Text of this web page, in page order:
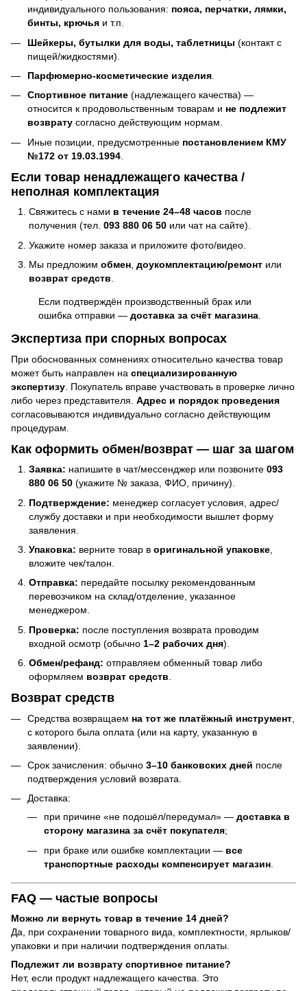
индивидуального пользования: пояса, перчатки, лямки,
бинты, крючья и т.п.
Шейкеры, бутылки для воды, таблетницы (контакт с
пищей/жидкостями).
Парфюмерно-косметические изделия
Спортивное питание (надлежащего качества) —
относится к продовольственным товарам и не подлежит
возврату согласно действующим нормам.
Иные позиции, предусмотренные постановлением КМУ
№172 от 19.03.1994
Если товар ненадлежащего качества /
неполная комплектация
Свяжитесь с нами в течение 24–48 часов после
получения (тел. 093 880 06 50 или чат на сайте).
Укажите номер заказа и приложите фото/видео.
Мы предложим обмен доукомплектацию/ремонт или
возврат средств
Если подтверждён производственный брак или
ошибка отправки — доставка за счёт магазина
Экспертиза при спорных вопросах
При обоснованных сомнениях относительно качества товар
может быть направлен на специализированную
экспертизу . Покупатель вправе участвовать в проверке лично
либо через представителя. Адрес и порядок проведения
согласовываются индивидуально согласно действующим
процедурам.
Как оформить обмен/возврат — шаг за шагом
Заявка: напишите в чат/мессенджер или позвоните 093
880 06 50 (укажите № заказа, ФИО, причину).
Подтверждение: менеджер согласует условия, адрес/
службу доставки и при необходимости вышлет форму
заявления.
Упаковка: верните товар в оригинальной упаковке
вложите чек/талон.
Отправка: передайте посылку рекомендованным
перевозчиком на склад/отделение, указанное
менеджером.
Проверка: после поступления возврата проводим
входной осмотр (обычно 1–2 рабочих дня).
Обмен/рефанд: отправляем обменный товар либо
оформляем возврат средств
Возврат средств
Средства возвращаем на тот же платёжный инструмент
с которого была оплата (или на карту, указанную в
заявлении).
Срок зачисления: обычно 3–10 банковских дней после
подтверждения условий возврата.
Доставка:
при причине «не подошёл/передумал» — доставка в
сторону магазина за счёт покупателя;
при браке или ошибке комплектации — все
транспортные расходы компенсирует магазин
FAQ — частые вопросы
Можно ли вернуть товар в течение 14 дней?
Да, при сохранении товарного вида, комплектности, ярлыков/
упаковки и при наличии подтверждения оплаты.
Подлежит ли возврату спортивное питание?
Нет, если продукт надлежащего качества. Это